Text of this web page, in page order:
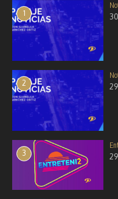
Pensando en Voz Alta del 2 de
diciembre de 2025
2 de diciembre de 2025
1
2
3